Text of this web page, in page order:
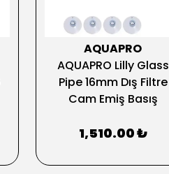
AQUAPRO
AQUAPRO Lilly Glass
Pipe 16mm Dış Filtre
Cam Emiş Basış
1,510.00 ₺